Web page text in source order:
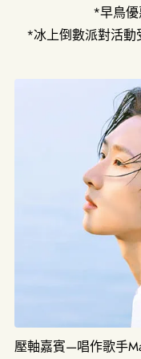
*早鳥
*冰上倒數派對活動
壓軸嘉賓—唱作歌手